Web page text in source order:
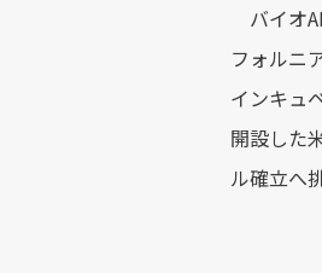
バイオ
フォルニ
インキュ
開設した
ル確立へ